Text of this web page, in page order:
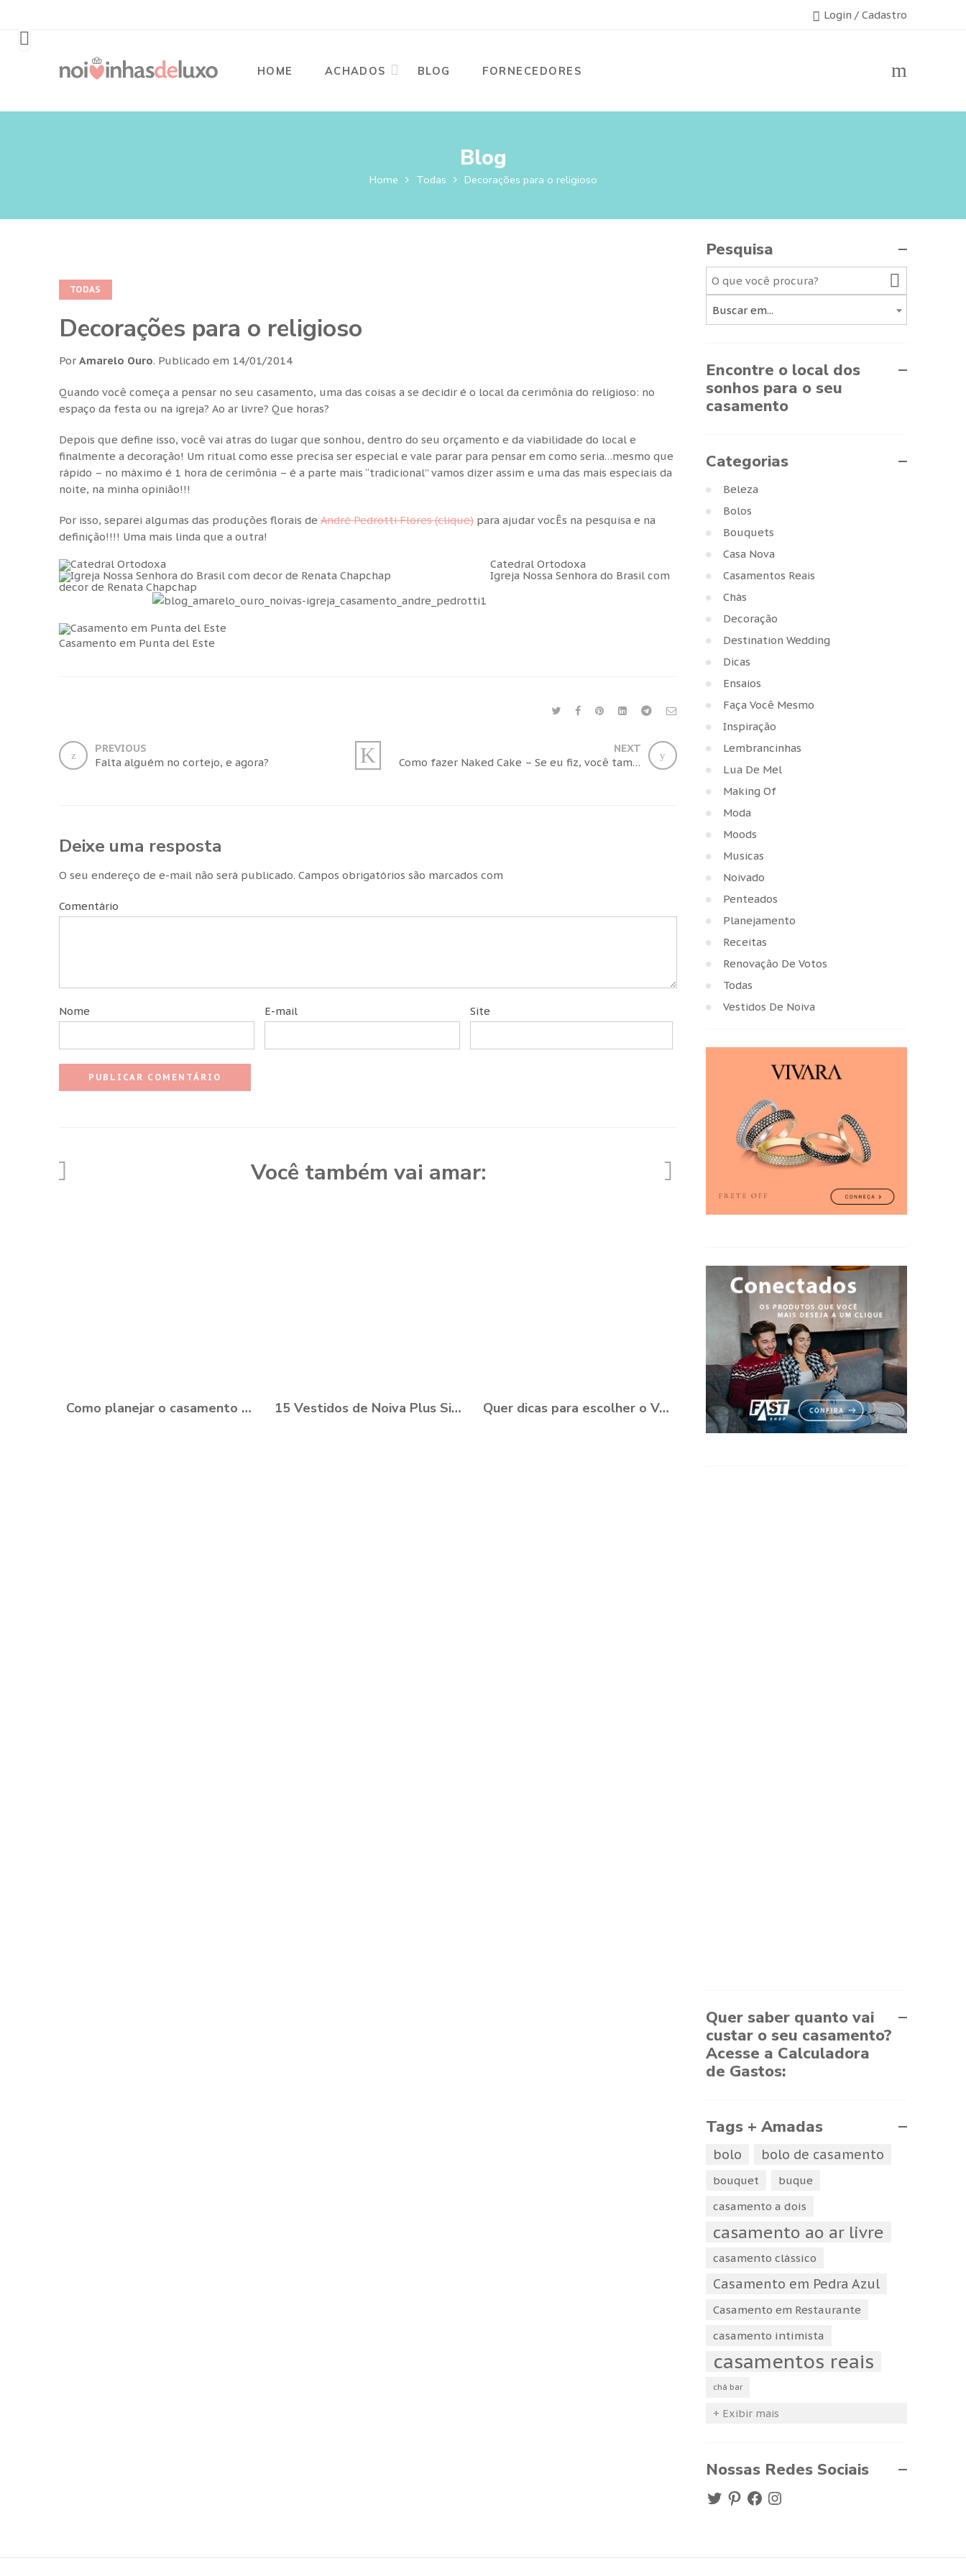
Login / Cadastro
HOME ACHADOS BLOG FORNECEDORES
Blog
Home Todas Decorações para o religioso
TODAS
Decorações para o religioso
Por Amarelo Ouro. Publicado em 14/01/2014
Quando você começa a pensar no seu casamento, uma das coisas a se decidir é o local da cerimônia do religioso: no
espaço da festa ou na igreja? Ao ar livre? Que horas?
Depois que define isso, você vai atras do lugar que sonhou, dentro do seu orçamento e da viabilidade do local e
finalmente a decoração! Um ritual como esse precisa ser especial e vale parar para pensar em como seria…mesmo que
rápido – no máximo é 1 hora de cerimônia – é a parte mais “tradicional” vamos dizer assim e uma das mais especiais da
noite, na minha opinião!!!
Por isso, separei algumas das produções florais de André Pedrotti Flores (clique) para ajudar vocÊs na pesquisa e na
definição!!!! Uma mais linda que a outra!
Catedral Ortodoxa
Igreja Nossa Senhora do Brasil com
decor de Renata Chapchap
Casamento em Punta del Este
PREVIOUS
Falta alguém no cortejo, e agora?
NEXT
Como fazer Naked Cake – Se eu fiz, você também pode!
Deixe uma resposta
O seu endereço de e-mail não será publicado. Campos obrigatórios são marcados com
Comentário
Nome E-mail Site
Você também vai amar:
Como planejar o casamento durante a Pandemia? 15 Vestidos de Noiva Plus Size para você se apaixonar Quer dicas para escolher o Vestido de Noiva?
Pesquisa
Buscar em...
Encontre o local dos
sonhos para o seu
casamento
Categorias
Beleza
Bolos
Bouquets
Casa Nova
Casamentos Reais
Chás
Decoração
Destination Wedding
Dicas
Ensaios
Faça Você Mesmo
Inspiração
Lembrancinhas
Lua De Mel
Making Of
Moda
Moods
Musicas
Noivado
Penteados
Planejamento
Receitas
Renovação De Votos
Todas
Vestidos De Noiva
Quer saber quanto vai
custar o seu casamento?
Acesse a Calculadora
de Gastos:
Tags + Amadas
bolo bolo de casamento
bouquet
buque
casamento a dois
casamento ao ar livre
casamento clássico
Casamento em Pedra Azul
Casamento em Restaurante
casamento intimista
casamentos reais
chá bar
+ Exibir mais
Nossas Redes Sociais